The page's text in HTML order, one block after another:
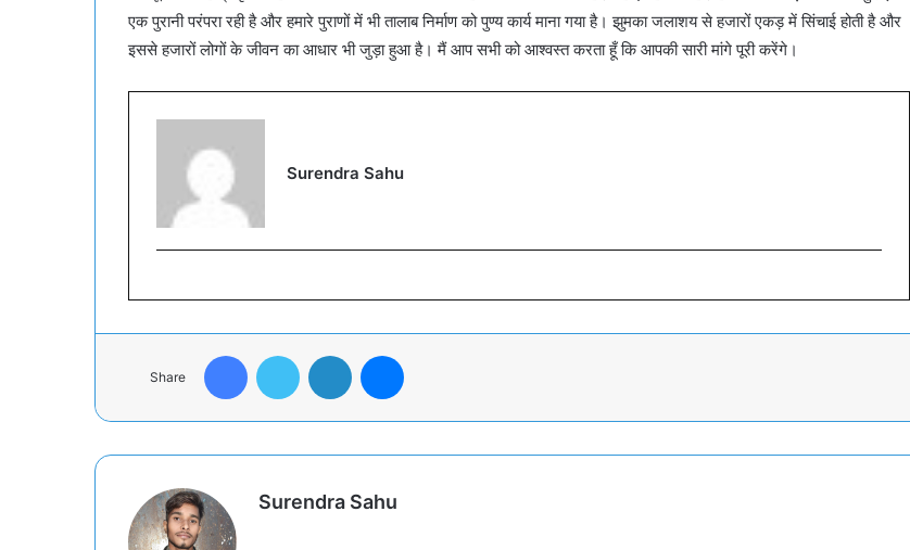
एक पुरानी परंपरा रही है और हमारे पुराणों में भी तालाब निर्माण को पुण्य कार्य माना गया है। झुमका जलाशय से हजारों एकड़ में सिंचाई होती है और
इससे हजारों लोगों के जीवन का आधार भी जुड़ा हुआ है। मैं आप सभी को आश्वस्त करता हूँ कि आपकी सारी मांगे पूरी करेंगे।
Surendra Sahu
Share
FacebookTwitter LinkedIn
Surendra Sahu